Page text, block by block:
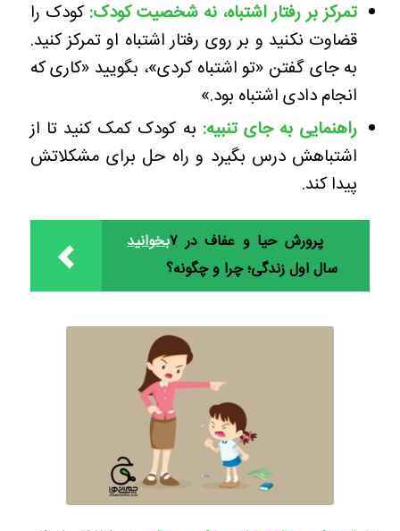
تمرکز بر رفتار اشتباه، نه شخصیت کودک:کودک را
قضاوت نکنید و بر روی رفتار اشتباه او تمرکز کنید.
به جای گفتن «تو اشتباه کردی»، بگویید «کاری که
انجام دادی اشتباه بود.»
راهنمایی به جای تنبیه: به کودک کمک کنید تا از
اشتباهش درس بگیرد و راه حل برای مشکلاتش
پیدا کند.
بخوانیدپرورش حیا و عفاف در ۷
سال اول زندگی؛ چرا و چگونه؟